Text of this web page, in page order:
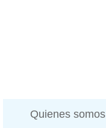
Quienes somos